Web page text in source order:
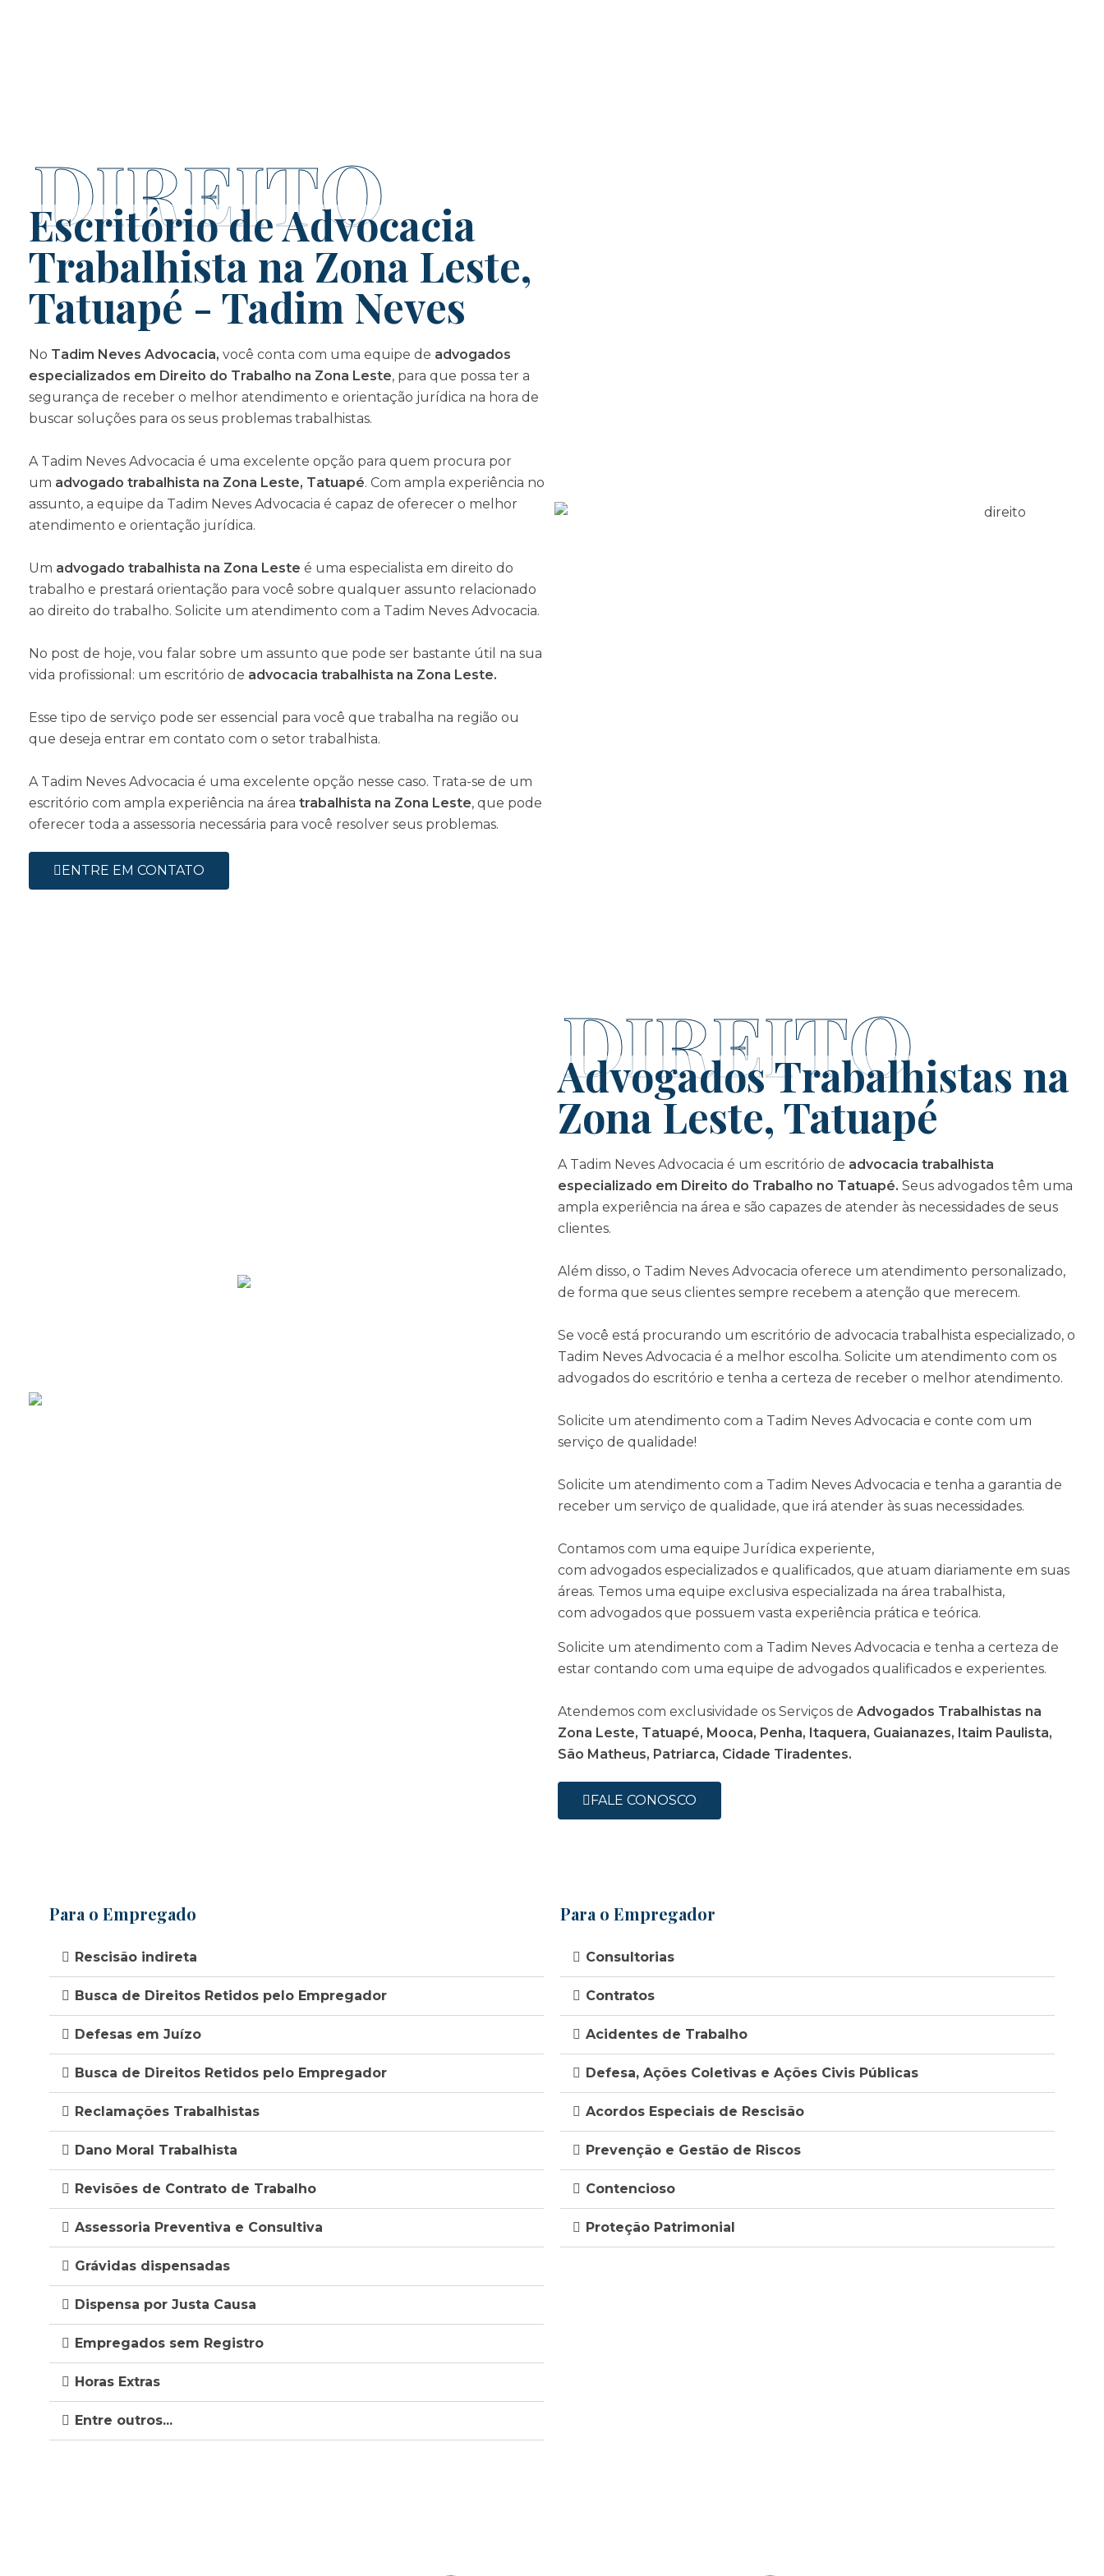
DIREITO
Escritório de Advocacia
Trabalhista na Zona Leste,
Tatuapé - Tadim Neves
No Tadim Neves Advocacia, você conta com uma equipe de advogados
especializados em Direito do Trabalho na Zona Leste, para que possa ter a
segurança de receber o melhor atendimento e orientação jurídica na hora de
buscar soluções para os seus problemas trabalhistas.
A Tadim Neves Advocacia é uma excelente opção para quem procura por
um advogado trabalhista na Zona Leste, Tatuapé. Com ampla experiência no
assunto, a equipe da Tadim Neves Advocacia é capaz de oferecer o melhor
atendimento e orientação jurídica.
Um advogado trabalhista na Zona Leste é uma especialista em direito do
trabalho e prestará orientação para você sobre qualquer assunto relacionado
ao direito do trabalho. Solicite um atendimento com a Tadim Neves Advocacia.
No post de hoje, vou falar sobre um assunto que pode ser bastante útil na sua
vida profissional: um escritório de advocacia trabalhista na Zona Leste.
Esse tipo de serviço pode ser essencial para você que trabalha na região ou
que deseja entrar em contato com o setor trabalhista.
A Tadim Neves Advocacia é uma excelente opção nesse caso. Trata-se de um
escritório com ampla experiência na área trabalhista na Zona Leste, que pode
oferecer toda a assessoria necessária para você resolver seus problemas.
ENTRE EM CONTATO
DIREITO
Advogados Trabalhistas na
Zona Leste, Tatuapé
A Tadim Neves Advocacia é um escritório de advocacia trabalhista
especializado em Direito do Trabalho no Tatuapé. Seus advogados têm uma
ampla experiência na área e são capazes de atender às necessidades de seus
clientes.
Além disso, o Tadim Neves Advocacia oferece um atendimento personalizado,
de forma que seus clientes sempre recebem a atenção que merecem.
Se você está procurando um escritório de advocacia trabalhista especializado, o
Tadim Neves Advocacia é a melhor escolha. Solicite um atendimento com os
advogados do escritório e tenha a certeza de receber o melhor atendimento.
Solicite um atendimento com a Tadim Neves Advocacia e conte com um
serviço de qualidade!
Solicite um atendimento com a Tadim Neves Advocacia e tenha a garantia de
receber um serviço de qualidade, que irá atender às suas necessidades.
Contamos com uma equipe Jurídica experiente,
com advogados especializados e qualificados, que atuam diariamente em suas
áreas. Temos uma equipe exclusiva especializada na área trabalhista,
com advogados que possuem vasta experiência prática e teórica.
Solicite um atendimento com a Tadim Neves Advocacia e tenha a certeza de
estar contando com uma equipe de advogados qualificados e experientes.
Atendemos com exclusividade os Serviços de Advogados Trabalhistas na
Zona Leste, Tatuapé, Mooca, Penha, Itaquera, Guaianazes, Itaim Paulista,
São Matheus, Patriarca, Cidade Tiradentes.
FALE CONOSCO
Para o Empregado
Rescisão indireta
Busca de Direitos Retidos pelo Empregador
Defesas em Juízo
Busca de Direitos Retidos pelo Empregador
Reclamações Trabalhistas
Dano Moral Trabalhista
Revisões de Contrato de Trabalho
Assessoria Preventiva e Consultiva
Grávidas dispensadas
Dispensa por Justa Causa
Empregados sem Registro
Horas Extras
Entre outros...
Para o Empregador
Consultorias
Contratos
Acidentes de Trabalho
Defesa, Ações Coletivas e Ações Civis Públicas
Acordos Especiais de Rescisão
Prevenção e Gestão de Riscos
Contencioso
Proteção Patrimonial